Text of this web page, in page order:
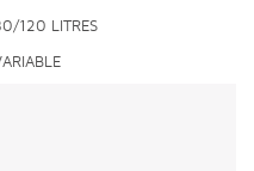
120 LITRES